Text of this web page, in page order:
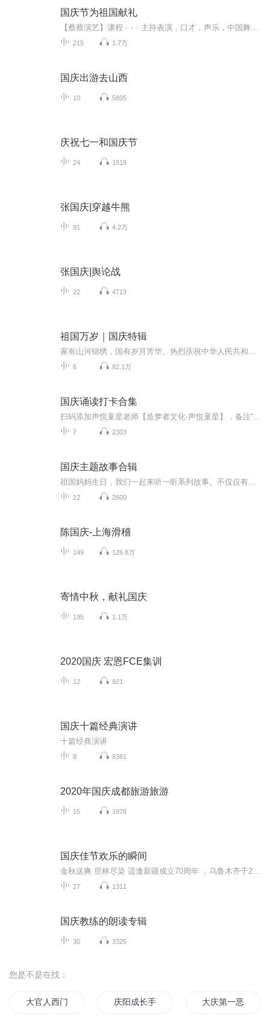
国庆节为祖国献礼
215 1.7万
国庆出游去山西
10 5805
庆祝七一和国庆节
24 1818
张国庆|穿越牛熊
91 4.2万
张国庆|舆论战
22 4713
祖国万岁｜国庆特辑
6 82.1万
国庆诵读打卡合集
7 2303
国庆主题故事合辑
12 2600
陈国庆-上海滑稽
149 126.8万
寄情中秋，献礼国庆
195 1.1万
2020国庆 宏恩FCE集训
12 921
国庆十篇经典演讲
十篇经典演讲
8 8361
2020年国庆成都旅游旅游
15 1978
国庆佳节欢乐的瞬间
27 1311
国庆教练的朗读专辑
30 3325
您是不是在找：
大官人西门庆 庆阳成长手札 大庆第一恶